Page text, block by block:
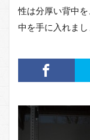
性は分厚い背中
中を手に入れまし